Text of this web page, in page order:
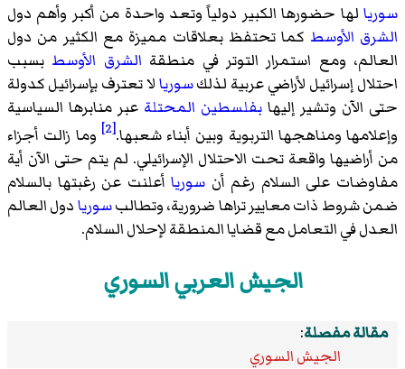
سوريا لها حضورها الكبير دولياً وتعد واحدة من أكبر وأهم دول
الشرق الأوسط كما تحتفظ بعلاقات مميزة مع الكثير من دول
العالم، ومع استمرار التوتر في منطقة الشرق الأوسط بسبب
احتلال إسرائيل لأراضي عربية لذلكسوريالا تعترف بإسرائيل كدولة
حتى الآن وتشير إليها بفلسطين المحتلة عبر منابرها السياسية
وإعلامها ومناهجها التربوية وبين أبناء شعبها.[2]
وما زالت أجزاء
من أراضيها واقعة تحت الاحتلال الإسرائيلي. لم يتم حتى الآن أية
مفاوضات على السلام رغم أن سورياأعلنت عن رغبتها بالسلام
ضمن شروط ذات معايير تراها ضرورية، وتطالبسوريادول العالم
العدل في التعامل مع قضايا المنطقة لإحلال السلام.
الجيش العربي السوري
مقالة مفصلة:
الجيش السوري